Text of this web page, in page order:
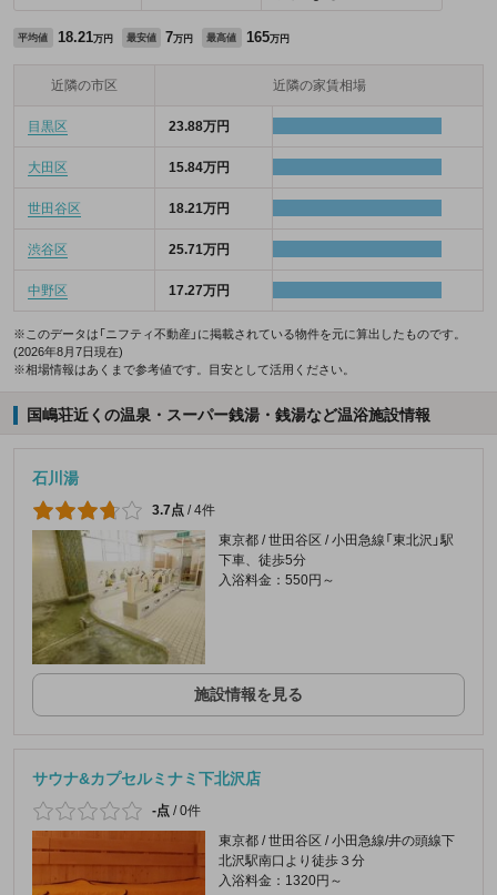
平均値 18.21万円 最安値 7万円 最高値 165万円
近隣の市区 近隣の家賃相場
目黒区 23.88万円
大田区 15.84万円
世田谷区 18.21万円
渋谷区 25.71万円
中野区 17.27万円
※このデータは「ニフティ不動産」に掲載されている物件を元に算出したものです。
(2026年8月7日現在)
※相場情報はあくまで参考値です。目安として活用ください。
国嶋荘近くの温泉・スーパー銭湯・銭湯など温浴施設情報
石川湯
3.7点 /4件
東京都 / 世田谷区 / 小田急線「東北沢」駅
下車、徒歩5分
入浴料金：550円～
施設情報を見る
サウナ&カプセルミナミ下北沢店
-点 /0件
東京都 / 世田谷区 / 小田急線/井の頭線下
北沢駅南口より徒歩３分
入浴料金：1320円～